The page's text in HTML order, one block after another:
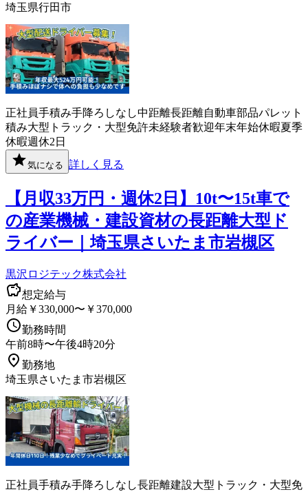
埼玉県行田市
正社員手積み手降ろしなし中距離長距離自動車部品パレット
積み大型トラック・大型免許未経験者歓迎年末年始休暇夏季
休暇週休2日
気になる 詳しく見る
【月収33万円・週休2日】10t〜15t車で
の産業機械・建設資材の長距離大型ド
ライバー｜埼玉県さいたま市岩槻区
黒沢ロジテック株式会社
想定給与
月給￥330,000〜￥370,000
勤務時間
午前8時〜午後4時20分
勤務地
埼玉県さいたま市岩槻区
正社員手積み手降ろしなし長距離建設大型トラック・大型免